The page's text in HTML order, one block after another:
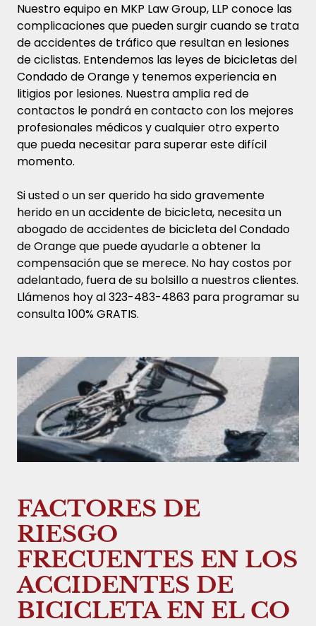
Nuestro equipo en MKP Law Group, LLP conoce las
complicaciones que pueden surgir cuando se trata
de accidentes de tráfico que resultan en lesiones
de ciclistas. Entendemos las leyes de bicicletas del
Condado de Orange y tenemos experiencia en
litigios por lesiones. Nuestra amplia red de
contactos le pondrá en contacto con los mejores
profesionales médicos y cualquier otro experto
que pueda necesitar para superar este difícil
momento.
Si usted o un ser querido ha sido gravemente
herido en un accidente de bicicleta, necesita un
abogado de accidentes de bicicleta del Condado
de Orange que puede ayudarle a obtener la
compensación que se merece. No hay costos por
adelantado, fuera de su bolsillo a nuestros clientes.
Llámenos hoy al 323-483-4863 para programar su
consulta 100% GRATIS.
FACTORES DE
RIESGO
FRECUENTES EN LOS
ACCIDENTES DE
BICICLETA EN EL CO